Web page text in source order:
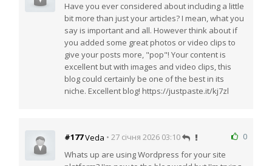
Have you ever considered about including a little
bit more than just your articles? I mean, what you
say is important and all. However think about if
you added some great photos or video clips to
give your posts more, "pop"! Your content is
excellent but with images and video clips, this
blog could certainly be one of the best in its
niche. Excellent blog! https://justpaste.it/kj7zl
0
#177Veda • 27 січня 2026 03:10
Whats up are using Wordpress for your site